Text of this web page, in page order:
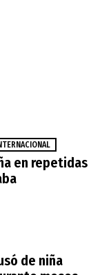
en repetidas
de niña